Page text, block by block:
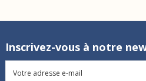
Inscrivez-vous à notre